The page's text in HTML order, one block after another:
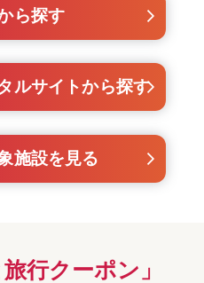
ら探す
ルサイトから探す
施設を見る
行クーポン」